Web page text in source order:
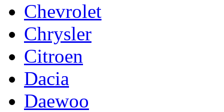
Chevrolet
Chrysler
Citroen
Dacia
Daewoo